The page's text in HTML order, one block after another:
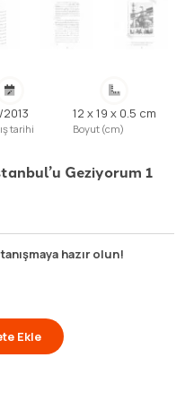
tarihi
12 x 19 x 0.5 cm
Boyut (cm)
Geziyorum 1
hazır olun!
Ekle